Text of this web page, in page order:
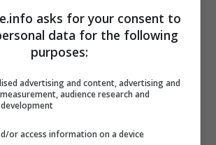
pioggia in località
di Casapound
14 Maggio 2017
asks for your consent to
data for the following
purposes:
advertising and content, advertising and
audience research and
or access information on a device